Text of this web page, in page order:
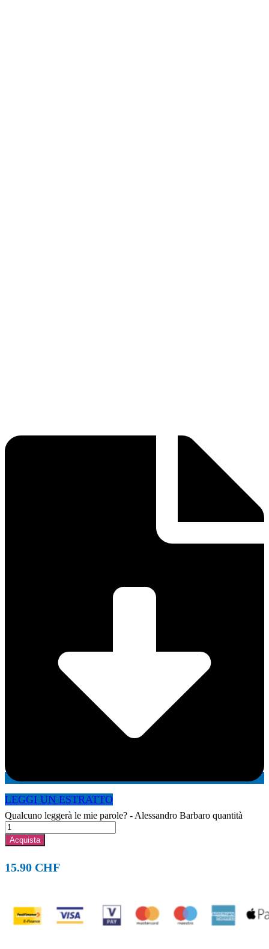
LEGGI UN ESTRATTO
Qualcuno leggerà le mie parole? - Alessandro Barbaro quantità
Acquista
15.90 CHF